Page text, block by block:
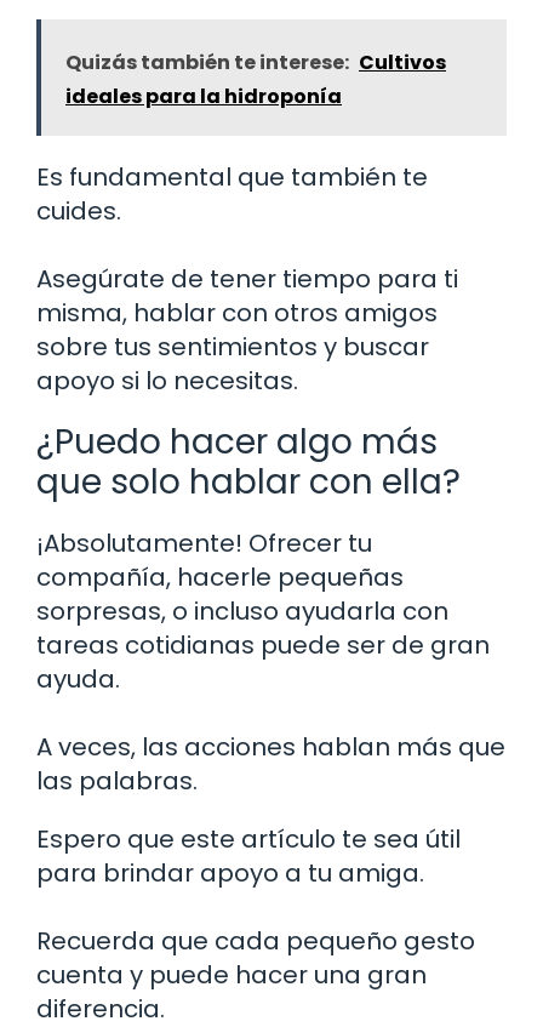
Quizás también te interese: Cultivos
ideales para la hidroponía
Es fundamental que también te
cuides.
Asegúrate de tener tiempo para ti
misma, hablar con otros amigos
sobre tus sentimientos y buscar
apoyo si lo necesitas.
¿Puedo hacer algo más
que solo hablar con ella?
¡Absolutamente! Ofrecer tu
compañía, hacerle pequeñas
sorpresas, o incluso ayudarla con
tareas cotidianas puede ser de gran
ayuda.
A veces, las acciones hablan más que
las palabras.
Espero que este artículo te sea útil
para brindar apoyo a tu amiga.
Recuerda que cada pequeño gesto
cuenta y puede hacer una gran
diferencia.